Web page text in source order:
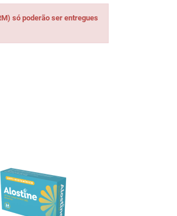
só poderão ser entregues